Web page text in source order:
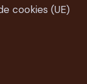
cookies (UE)